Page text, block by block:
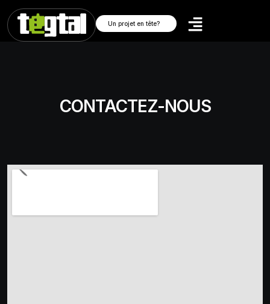
Un projet en tête?
CONTACTEZ-NOUS